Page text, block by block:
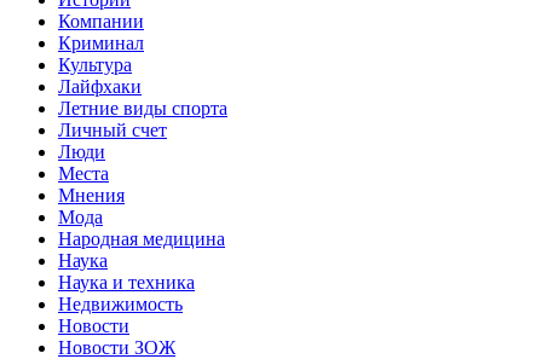
Компании
Криминал
Культура
Лайфхаки
Летние виды спорта
Личный счет
Люди
Места
Мнения
Мода
Народная медицина
Наука
Наука и техника
Недвижимость
Новости
Новости ЗОЖ